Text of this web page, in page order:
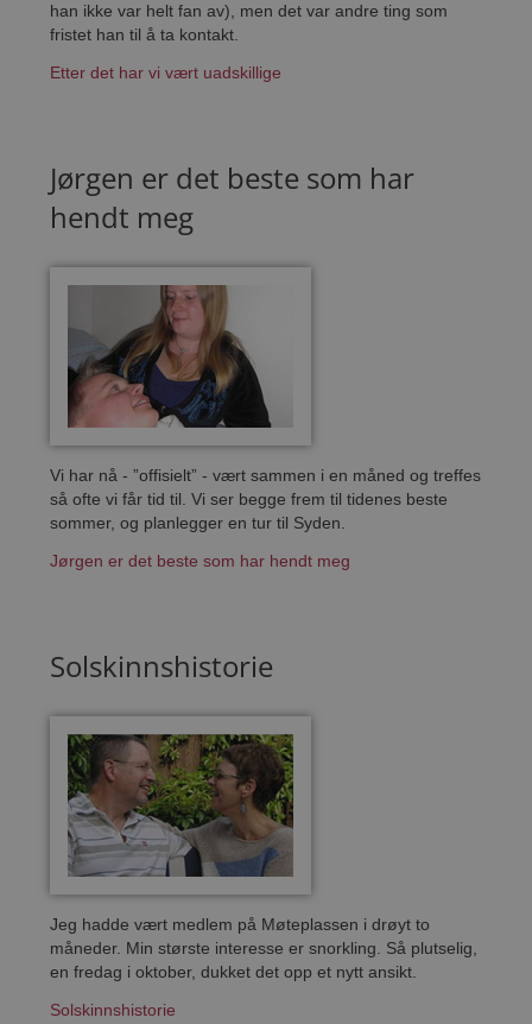
han ikke var helt fan av), men det var andre ting som
fristet han til å ta kontakt.
Etter det har vi vært uadskillige
Jørgen er det beste som har
hendt meg
Vi har nå - ”offisielt” - vært sammen i en måned og treffes
så ofte vi får tid til. Vi ser begge frem til tidenes beste
sommer, og planlegger en tur til Syden.
Jørgen er det beste som har hendt meg
Solskinnshistorie
Jeg hadde vært medlem på Møteplassen i drøyt to
måneder. Min største interesse er snorkling. Så plutselig,
en fredag i oktober, dukket det opp et nytt ansikt.
Solskinnshistorie